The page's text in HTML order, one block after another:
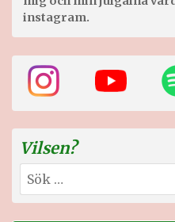
instagram.
Vilsen?
Sök
efter: